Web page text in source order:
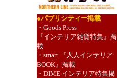
●パブリシティー掲載
・Goods Press
『インテリア雑貨特集』掲
載
・smart 『大人インテリア
BOOK』掲載
・DIME インテリア特集掲